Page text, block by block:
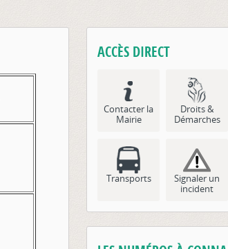
Les
ACCÈS DIRECT
Contacter la
Mairie
Droits &
Démarches
Transports
Signaler un
incident